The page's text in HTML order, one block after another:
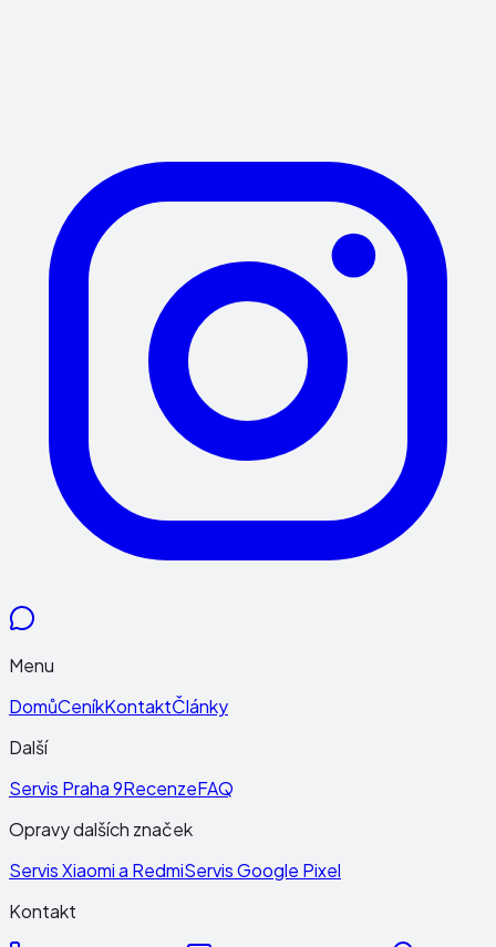
Menu
DomůCeníkKontaktČlánky
Další
Servis Praha 9RecenzeFAQ
Opravy dalších značek
Servis Xiaomi a RedmiServis Google Pixel
Kontakt